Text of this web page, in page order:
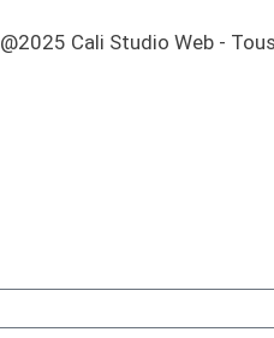
@2025 Cali Studio Web -